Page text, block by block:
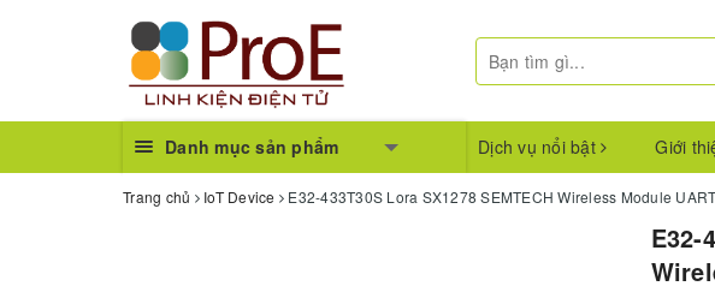
Danh mục sản phẩm Dịch vụ nổi bật Giới
Trang chủ IoT Device E32-433T30S Lora SX1278 SEMTECH Wireless Module UART
E32-